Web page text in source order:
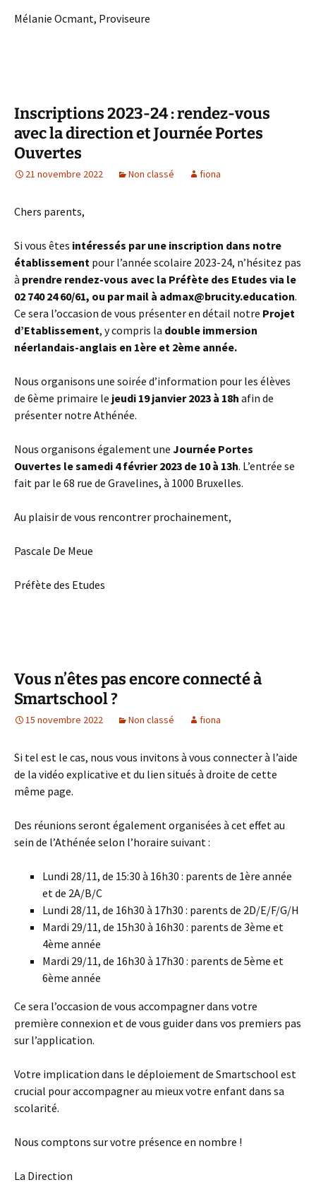
Mélanie Ocmant, Proviseure
Inscriptions 2023-24 : rendez-vous
avec la direction et Journée Portes
Ouvertes
21 novembre 2022 Non classé fiona
Chers parents,
Si vous êtes intéressés par une inscription dans notre
établissement pour l’année scolaire 2023-24, n’hésitez pas
à prendre rendez-vous avec la Préfète des Etudes via le
02 740 24 60/61, ou par mail à admax@brucity.education.
Ce sera l’occasion de vous présenter en détail notre Projet
d’Etablissement, y compris la double immersion
néerlandais-anglais en 1ère et 2ème année.
Nous organisons une soirée d’information pour les élèves
de 6ème primaire le jeudi 19 janvier 2023 à 18h afin de
présenter notre Athénée.
Nous organisons également une Journée Portes
Ouvertes le samedi 4 février 2023 de 10 à 13h. L’entrée se
fait par le 68 rue de Gravelines, à 1000 Bruxelles.
Au plaisir de vous rencontrer prochainement,
Pascale De Meue
Préfète des Etudes
Vous n’êtes pas encore connecté à
Smartschool ?
15 novembre 2022 Non classé fiona
Si tel est le cas, nous vous invitons à vous connecter à l’aide
de la vidéo explicative et du lien situés à droite de cette
même page.
Des réunions seront également organisées à cet effet au
sein de l’Athénée selon l’horaire suivant :
Lundi 28/11, de 15:30 à 16h30 : parents de 1ère année
et de 2A/B/C
Lundi 28/11, de 16h30 à 17h30 : parents de 2D/E/F/G/H
Mardi 29/11, de 15h30 à 16h30 : parents de 3ème et
4ème année
Mardi 29/11, de 16h30 à 17h30 : parents de 5ème et
6ème année
Ce sera l’occasion de vous accompagner dans votre
première connexion et de vous guider dans vos premiers pas
sur l’application.
Votre implication dans le déploiement de Smartschool est
crucial pour accompagner au mieux votre enfant dans sa
scolarité.
Nous comptons sur votre présence en nombre !
La Direction